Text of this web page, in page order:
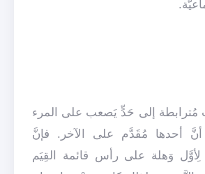
مُترابطة إلى حَدٍّ يَصعب على المرء
أنَّ أحدها مُقَدَّم على الآخر. فإنَّ
لِأوَّل وَهلة على رأس قائمة القِيَم